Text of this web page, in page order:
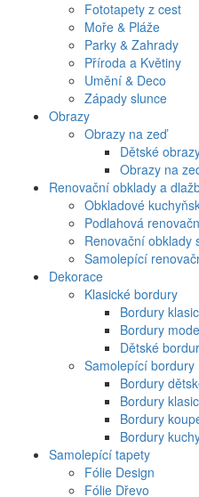
Fototapety z cest
Moře & Pláže
Parky & Zahrady
Příroda a Květiny
Umění & Deco
Západy slunce
Obrazy
Obrazy na zeď
Dětské
Obrazy na
Renovační obklady a
Obkladové
Podlahová
Renovační obklady
Samolepící
Dekorace
Klasické bordury
Bordury
Bordury
Dětské
Samolepící bordury
Bordury
Bordury
Bordury
Bordury
Samolepící tapety
Fólie Design
Fólie Dřevo